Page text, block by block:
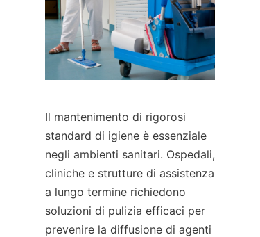
Il mantenimento di rigorosi
standard di igiene è essenziale
negli ambienti sanitari. Ospedali,
cliniche e strutture di assistenza
a lungo termine richiedono
soluzioni di pulizia efficaci per
prevenire la diffusione di agenti